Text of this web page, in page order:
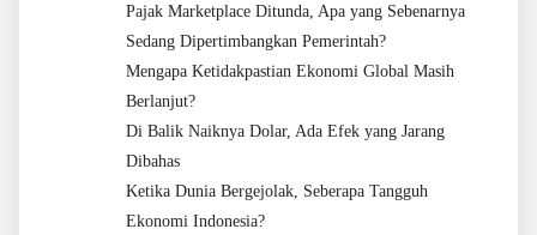
Pajak Marketplace Ditunda, Apa yang Sebenarnya
Sedang Dipertimbangkan Pemerintah?
Mengapa Ketidakpastian Ekonomi Global Masih
Berlanjut?
Di Balik Naiknya Dolar, Ada Efek yang Jarang
Dibahas
Ketika Dunia Bergejolak, Seberapa Tangguh
Ekonomi Indonesia?